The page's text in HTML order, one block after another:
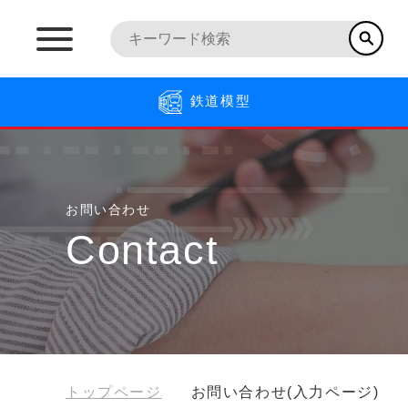
鉄道模型
お問い合わせ
Contact
トップページ お問い合わせ(入力ページ)